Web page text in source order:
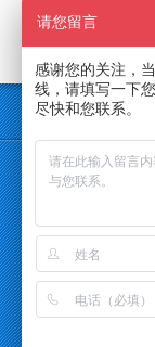
请您留言
感谢您的关注，
线，请填写一下
尽快和您联系。